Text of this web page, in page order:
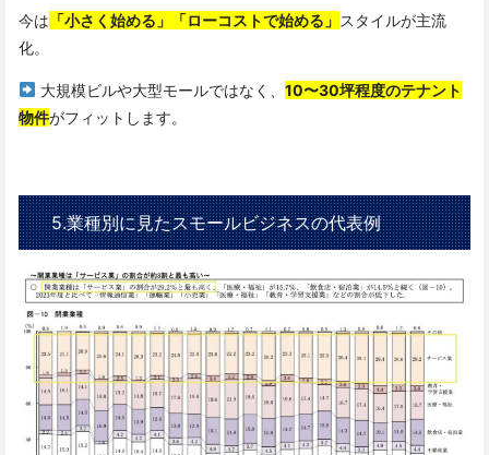
今は 「小さく始める」「ローコストで始める」 スタイルが主流
化。
大規模ビルや大型モールではなく、 10〜30坪程度のテナント
物件がフィットします。
5.業種別に見たスモールビジネスの代表例